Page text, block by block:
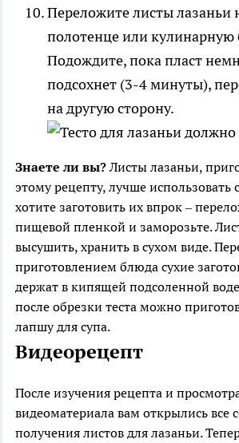
Переложите листы лазаньи
полотенце или кулинарную
Подождите, пока пласт
подсохнет (3-4 минуты),
на другую сторону.
Знаете ли вы? Листы лазаньи,
этому рецепту, лучше использовать
хотите заготовить их впрок –
пищевой пленкой и заморозьте.
высушить, хранить в сухом виде.
приготовлением блюда сухие
держат в кипящей подсоленной
после обрезки теста можно
лапшу для супа.
Видеорецепт
После изучения рецепта и
видеоматериала вам открылись все
получения листов для лазаньи.